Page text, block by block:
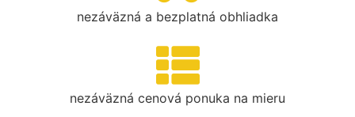
nezáväzná a bezplatná obhliadka
nezáväzná cenová ponuka na mieru